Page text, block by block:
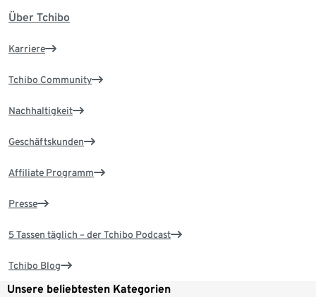
Über Tchibo
Karriere
Tchibo Community
Nachhaltigkeit
Geschäftskunden
Affiliate Programm
Presse
5 Tassen täglich – der Tchibo Podcast
Tchibo Blog
Unsere beliebtesten Kategorien